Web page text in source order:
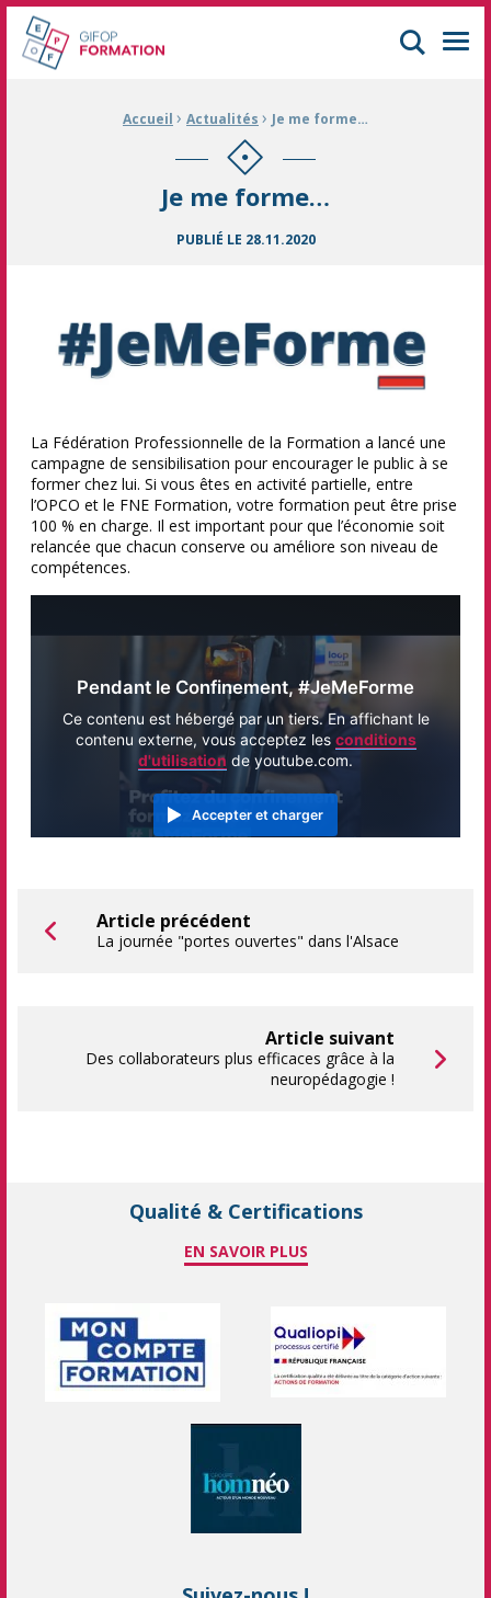
GIFOP Formation Centre de formation continue à Mulhouse
Accueil › Actualités › Je me forme…
Je me forme…
PUBLIÉ LE 28.11.2020
La Fédération Professionnelle de la Formation a lancé une
campagne de sensibilisation pour encourager le public à se
former chez lui. Si vous êtes en activité partielle, entre
l’OPCO et le FNE Formation, votre formation peut être prise
100 % en charge. Il est important pour que l’économie soit
relancée que chacun conserve ou améliore son niveau de
compétences.
Pendant le Confinement, #JeMeForme
Ce contenu est hébergé par un tiers. En affichant le
contenu externe, vous acceptez les conditions
d'utilisation de youtube.com.
Accepter et charger
Article précédent
La journée "portes ouvertes" dans l'Alsace
Article suivant
Des collaborateurs plus efficaces grâce à la
neuropédagogie !
Qualité & Certifications
EN SAVOIR PLUS